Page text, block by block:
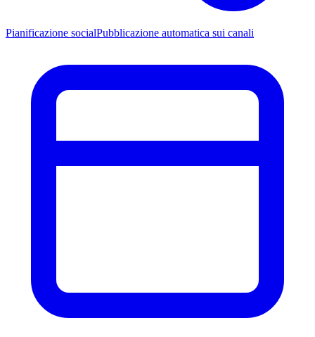
Pianificazione socialPubblicazione automatica sui canali